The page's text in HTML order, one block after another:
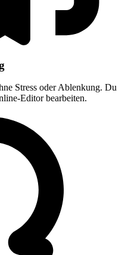
Stress oder Ablenkung. Du
Editor bearbeiten.